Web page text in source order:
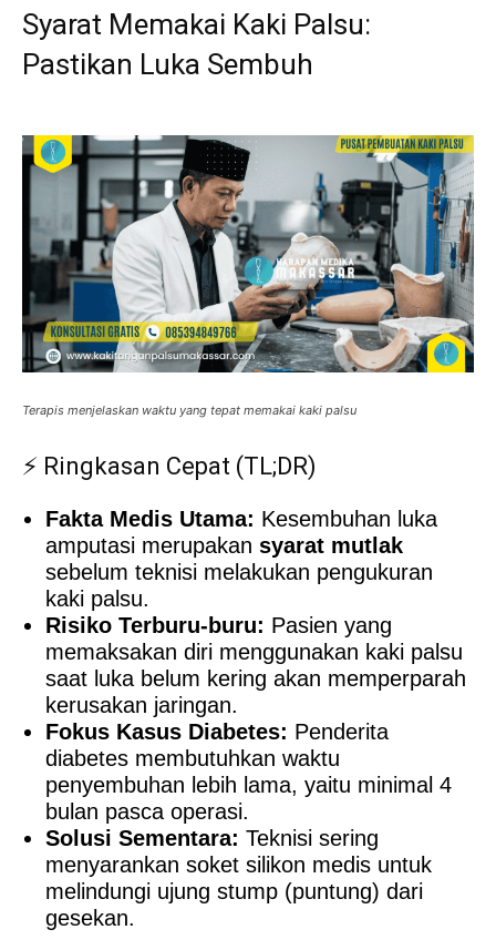
Syarat Memakai Kaki Palsu:
Pastikan Luka Sembuh
Terapis menjelaskan waktu yang tepat memakai kaki palsu
⚡ Ringkasan Cepat (TL;DR)
Fakta Medis Utama: Kesembuhan luka
amputasi merupakan syarat mutlak
sebelum teknisi melakukan pengukuran
kaki palsu.
Risiko Terburu-buru: Pasien yang
memaksakan diri menggunakan kaki palsu
saat luka belum kering akan memperparah
kerusakan jaringan.
Fokus Kasus Diabetes: Penderita
diabetes membutuhkan waktu
penyembuhan lebih lama, yaitu minimal 4
bulan pasca operasi.
Solusi Sementara: Teknisi sering
menyarankan soket silikon medis untuk
melindungi ujung stump (puntung) dari
gesekan.